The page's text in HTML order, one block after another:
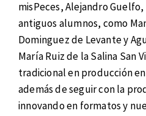
misPeces, Alejandro
antiguos alumnos, como
Dominguez de Levante y
María Ruiz de la Salina San
tradicional en producción
además de seguir con la
innovando en formatos y